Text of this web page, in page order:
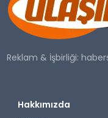
SAĞLIK
YAŞAM
Reklam & İşbirliği:
Hakkımızda